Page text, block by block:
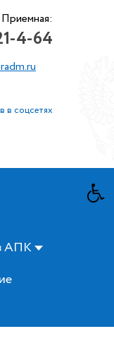
Приемная:
4-64
в соцсетях
АПК